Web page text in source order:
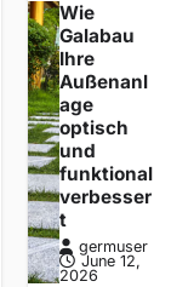
Wie
Galabau
Ihre
Außenanl
age
optisch
und
funktional
verbesser
t
germuser
June 12,
2026